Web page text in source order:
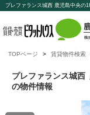
TOPページ 賃貸物件検索
プレファランス城西
の物件情報